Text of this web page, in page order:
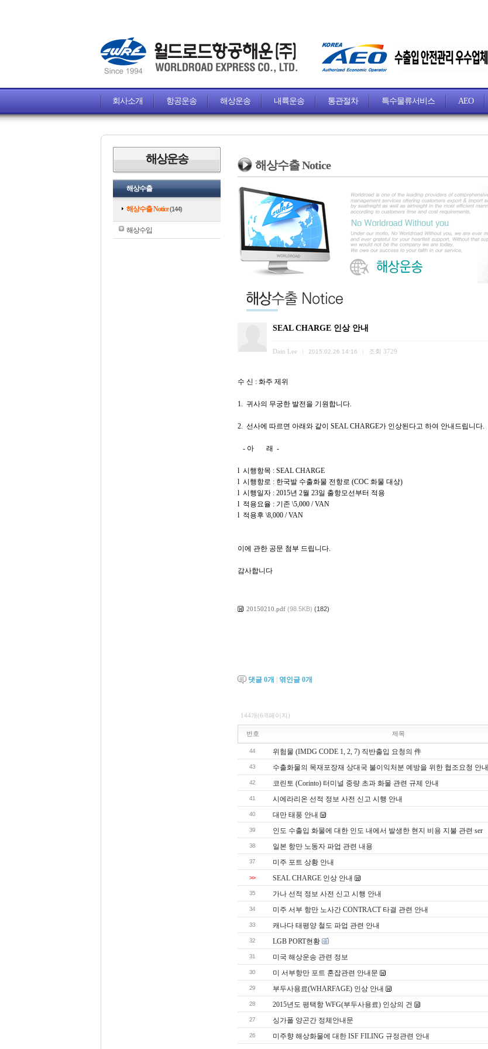
회사소개 항공운송 해상운송 내륙운송 통관절차 특수물류서비스 AEO
해상운송
해상수출
해상수출 Notice(144)
해상수입
해상수출 Notice
SEAL CHARGE 인상 안내
Dain Lee 2015.02.26 14:16 조회 3729
수 신 : 화주 제위
1. 귀사의 무궁한 발전을 기원합니다.
2. 선사에 따르면 아래와 같이 SEAL CHARGE가 인상된다고 하여 안내드립니다.
- 아 래 -
l 시행항목 : SEAL CHARGE
l 시행항로 : 한국발 수출화물 전항로 (COC 화물 대상)
l 시행일자 : 2015년 2월 23일 출항모선부터 적용
l 적용요율 : 기존 \5,000 / VAN
l 적용후 \8,000 / VAN
이에 관한 공문 첨부 드립니다.
감사합니다
20150210.pdf (98.5KB) (182)
댓글 0개 엮인글 0개
144개(6/8페이지)
번호 제목
44 위험물 (IMDG CODE 1, 2, 7) 직반출입 요청의 件
43 수출화물의 목재포장재 상대국 불이익처분 예방을 위한 협조요청 안내
42 코린토 (Corinto) 터미널 중량 초과 화물 관련 규제 안내
41 시에라리온 선적 정보 사전 신고 시행 안내
40 대만 태풍 안내
39 인도 수출입 화물에 대한 인도 내에서 발생한 현지 비용 지불 관련 ser
38 일본 항만 노동자 파업 관련 내용
37 미주 포트 상황 안내
>> SEAL CHARGE 인상 안내
35 가나 선적 정보 사전 신고 시행 안내
34 미주 서부 항만 노사간 CONTRACT 타결 관련 안내
33 캐나다 태평양 철도 파업 관련 안내
32 LGB PORT현황
31 미국 해상운송 관련 정보
30 미 서부항만 포트 혼잡관련 안내문
29 부두사용료(WHARFAGE) 인상 안내
28 2015년도 평택항 WFG(부두사용료) 인상의 건
27 싱가폴 양곤간 정체안내문
26 미주향 해상화물에 대한 ISF FILING 규정관련 안내